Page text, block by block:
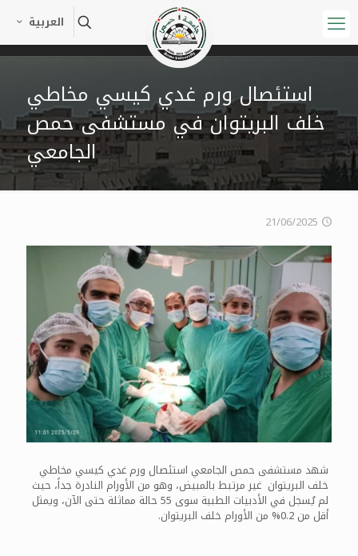
العربية
استئصال ورم غدي كيسي مخاطي
خلف البريتوان في مستشفى حمص
الجامعي
21/06/2025
شهد مستشفى حمص الجامعي استئصال ورم غدي كيسي مخاطي
خلف البريتوان غير مرتبط بالمبيض، وهو من الأورام النادرة جداً، حيث
لم يُسجل في الأدبيات الطبية سوى 55 حالة مماثلة حتى الآن، ويمثل
أقل من 0.2% من الأورام خلف البريتوان.